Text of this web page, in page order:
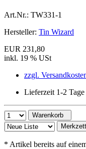
Art.Nr.: TW331-1
Hersteller: Tin Wizard
EUR 231,80
inkl. 19 % USt
zzgl.
Lieferzeit 1-2 Tage
Warenkorb
* Artikel bereits auf